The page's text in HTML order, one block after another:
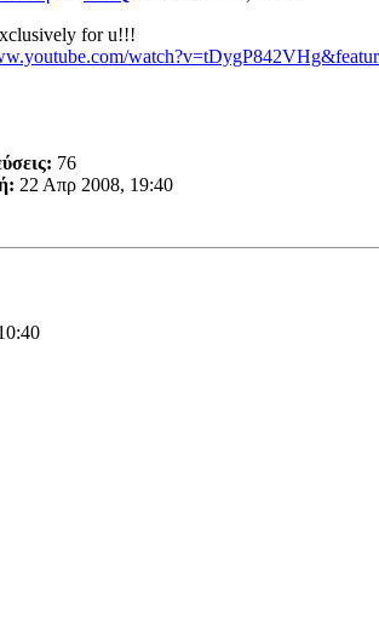
for u!!!
76
22 Απρ 2008, 19:40